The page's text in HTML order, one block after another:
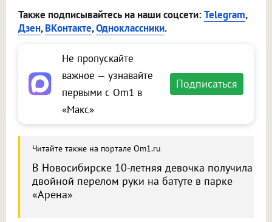
Также подписывайтесь на наши соцсети:Telegram,
Дзен,ВКонтакте,Одноклассники.
Не пропускайте
важное — узнавайте
первыми с Om1 в
«Макс»
Подписаться
Читайте также на портале Om1.ru
В Новосибирске 10-летняя девочка получила
двойной перелом руки на батуте в парке
«Арена»